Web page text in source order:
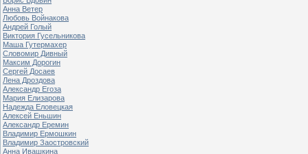
Анна Ветер
Любовь Войнакова
Андрей Голый
Виктория Гусельникова
Маша Гутермахер
Словомир Дивный
Максим Дорогин
Сергей Досаев
Лена Дроздова
Александр Егоза
Мария Елизарова
Надежда Еловецкая
Алексей Еньшин
Александр Еремин
Владимир Ермошкин
Владимир Заостровский
Анна Ивашкина